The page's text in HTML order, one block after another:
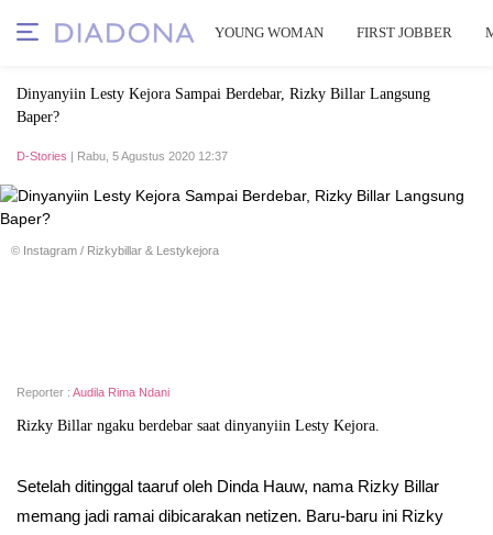
YOUNG WOMAN FIRST JOBBER
Dinyanyiin Lesty Kejora Sampai Berdebar, Rizky Billar Langsung
Baper?
D-Stories | Rabu, 5 Agustus 2020 12:37
© Instagram / Rizkybillar & Lestykejora
Reporter : Audila Rima Ndani
Rizky Billar ngaku berdebar saat dinyanyiin Lesty Kejora.
Setelah ditinggal taaruf oleh Dinda Hauw, nama Rizky Billar
memang jadi ramai dibicarakan netizen. Baru-baru ini Rizky